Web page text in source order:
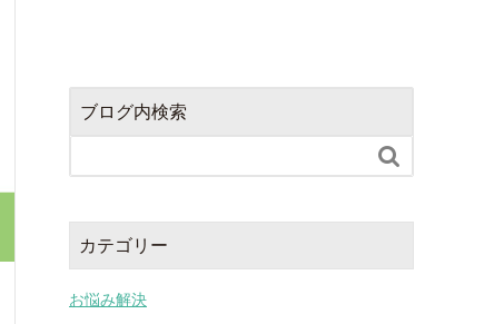
ブログ内検索

カテゴリー
お悩み解決